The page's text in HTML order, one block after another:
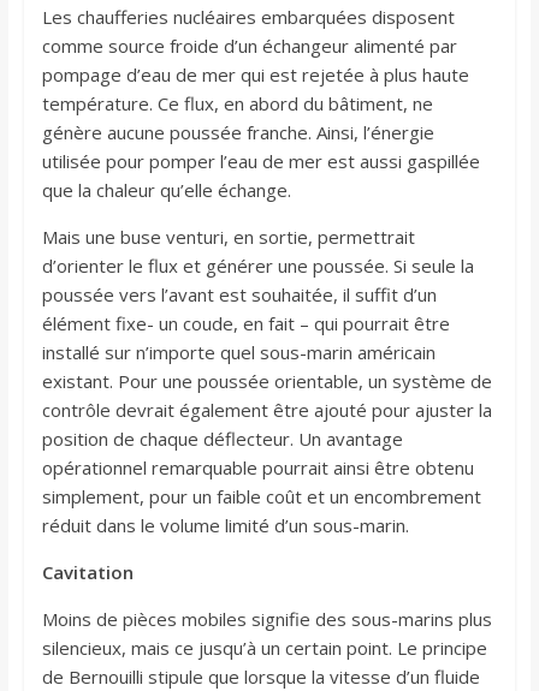
Les chaufferies nucléaires embarquées disposent
comme source froide d’un échangeur alimenté par
pompage d’eau de mer qui est rejetée à plus haute
température. Ce flux, en abord du bâtiment, ne
génère aucune poussée franche. Ainsi, l’énergie
utilisée pour pomper l’eau de mer est aussi gaspillée
que la chaleur qu’elle échange.
Mais une buse venturi, en sortie, permettrait
d’orienter le flux et générer une poussée. Si seule la
poussée vers l’avant est souhaitée, il suffit d’un
élément fixe- un coude, en fait – qui pourrait être
installé sur n’importe quel sous-marin américain
existant. Pour une poussée orientable, un système de
contrôle devrait également être ajouté pour ajuster la
position de chaque déflecteur. Un avantage
opérationnel remarquable pourrait ainsi être obtenu
simplement, pour un faible coût et un encombrement
réduit dans le volume limité d’un sous-marin.
Cavitation
Moins de pièces mobiles signifie des sous-marins plus
silencieux, mais ce jusqu’à un certain point. Le principe
de Bernouilli stipule que lorsque la vitesse d’un fluide